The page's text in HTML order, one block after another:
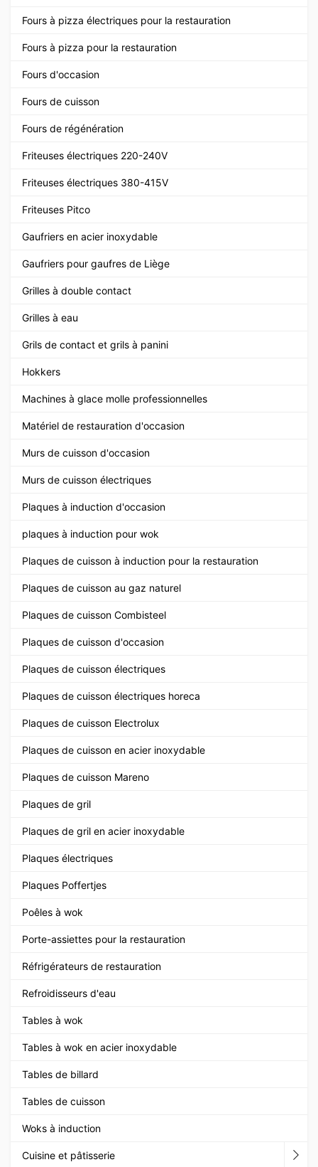
Fours à pizza électriques pour la restauration
Fours à pizza pour la restauration
Fours d'occasion
Fours de cuisson
Fours de régénération
Friteuses électriques 220-240V
Friteuses électriques 380-415V
Friteuses Pitco
Gaufriers en acier inoxydable
Gaufriers pour gaufres de Liège
Grilles à double contact
Grilles à eau
Grils de contact et grils à panini
Hokkers
Machines à glace molle professionnelles
Matériel de restauration d'occasion
Murs de cuisson d'occasion
Murs de cuisson électriques
Plaques à induction d'occasion
plaques à induction pour wok
Plaques de cuisson à induction pour la restauration
Plaques de cuisson au gaz naturel
Plaques de cuisson Combisteel
Plaques de cuisson d'occasion
Plaques de cuisson électriques
Plaques de cuisson électriques horeca
Plaques de cuisson Electrolux
Plaques de cuisson en acier inoxydable
Plaques de cuisson Mareno
Plaques de gril
Plaques de gril en acier inoxydable
Plaques électriques
Plaques Poffertjes
Poêles à wok
Porte-assiettes pour la restauration
Réfrigérateurs de restauration
Refroidisseurs d'eau
Tables à wok
Tables à wok en acier inoxydable
Tables de billard
Tables de cuisson
Woks à induction
Cuisine et pâtisserie